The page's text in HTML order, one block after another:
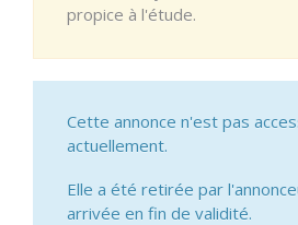
propice à l'étude.
Cette annonce n'est pas
actuellement.
Elle a été retirée par
arrivée en fin de validité.